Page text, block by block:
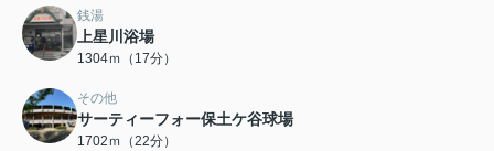
銭湯
上星川浴場
1304ｍ（17分）
その他
サーティーフォー保土ケ谷球場
1702ｍ（22分）